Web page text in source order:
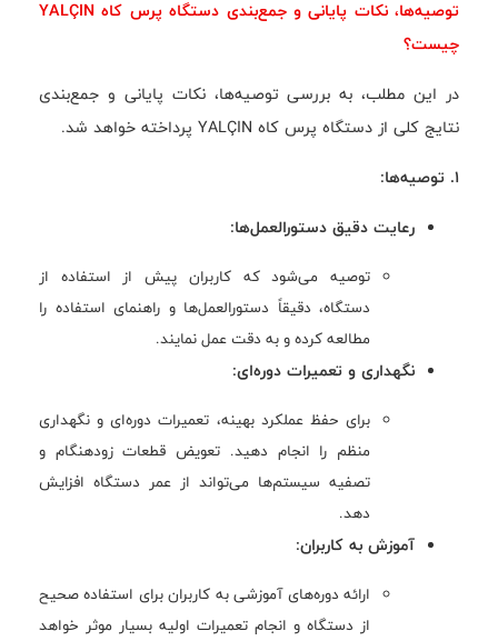
توصیه‌ها، نکات پایانی و جمع‌بندی دستگاه پرس کاه YALÇIN
چیست؟
در این مطلب، به بررسی توصیه‌ها، نکات پایانی و جمع‌بندی
نتایج کلی از دستگاه پرس کاه YALÇIN پرداخته خواهد شد.
1. توصیه‌ها:
رعایت دقیق دستورالعمل‌ها:
توصیه می‌شود که کاربران پیش از استفاده از
دستگاه، دقیقاً دستورالعمل‌ها و راهنمای استفاده را
مطالعه کرده و به دقت عمل نمایند.
نگهداری و تعمیرات دوره‌ای:
برای حفظ عملکرد بهینه، تعمیرات دوره‌ای و نگهداری
منظم را انجام دهید. تعویض قطعات زودهنگام و
تصفیه سیستم‌ها می‌تواند از عمر دستگاه افزایش
دهد.
آموزش به کاربران:
ارائه دوره‌های آموزشی به کاربران برای استفاده صحیح
از دستگاه و انجام تعمیرات اولیه بسیار موثر خواهد